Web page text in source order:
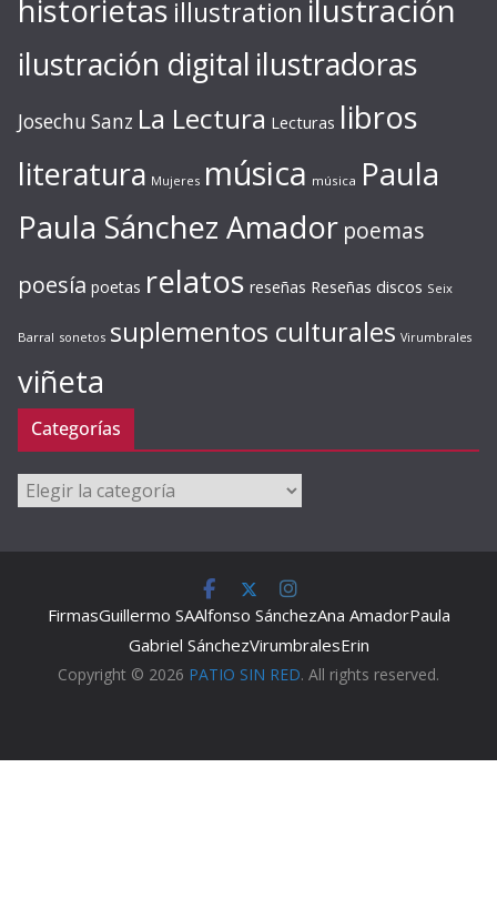
historietas illustration ilustración
ilustración digital ilustradoras
Josechu Sanz La Lectura Lecturas libros
literatura Mujeres música música Paula
Paula Sánchez Amador poemas
poesía poetas relatos reseñas Reseñas discos Seix
Barral sonetos suplementos culturales Virumbrales
viñeta
Categorías
Categorías
FirmasGuillermo SAAlfonso SánchezAna AmadorPaula
Gabriel SánchezVirumbralesErin
Copyright © 2026 PATIO SIN RED. All rights reserved.